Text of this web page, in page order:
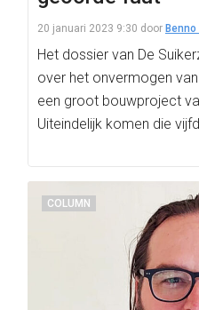
20 januari 2023 9:30 door
Het dossier van De
over het onvermogen
een groot bouwproject
Uiteindelijk komen die
COLUMN